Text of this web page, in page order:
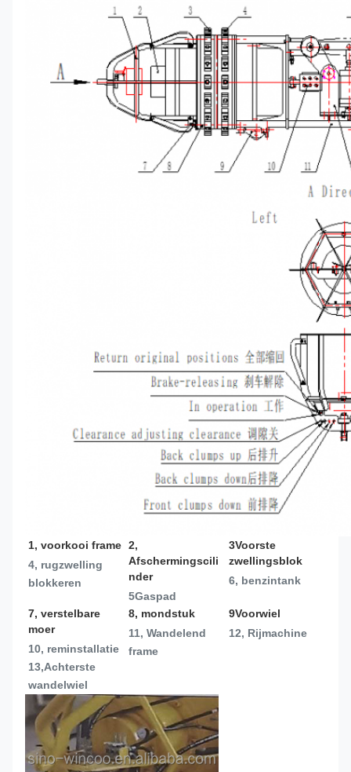
1, voorkooi frame
4, rugzwelling
blokkeren
2,
Afschermingscili
nder
5Gaspad
3Voorste
zwellingsblok
6, benzintank
7, verstelbare
moer
10, reminstallatie
13,Achterste
wandelwiel
8, mondstuk
11, Wandelend
frame
9Voorwiel
12, Rijmachine